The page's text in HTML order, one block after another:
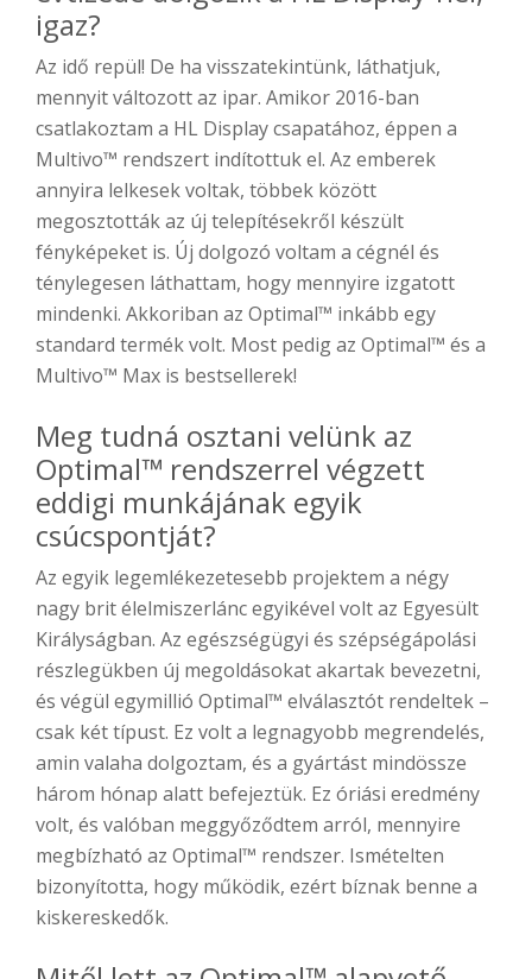
igaz?
Az idő repül! De ha visszatekintünk, láthatjuk,
mennyit változott az ipar. Amikor 2016-ban
csatlakoztam a HL Display csapatához, éppen a
Multivo™ rendszert indítottuk el. Az emberek
annyira lelkesek voltak, többek között
megosztották az új telepítésekről készült
fényképeket is. Új dolgozó voltam a cégnél és
ténylegesen láthattam, hogy mennyire izgatott
mindenki. Akkoriban az Optimal™ inkább egy
standard termék volt. Most pedig az Optimal™ és a
Multivo™ Max is bestsellerek!
Meg tudná osztani velünk az
Optimal™ rendszerrel végzett
eddigi munkájának egyik
csúcspontját?
Az egyik legemlékezetesebb projektem a négy
nagy brit élelmiszerlánc egyikével volt az Egyesült
Királyságban. Az egészségügyi és szépségápolási
részlegükben új megoldásokat akartak bevezetni,
és végül egymillió Optimal™ elválasztót rendeltek –
csak két típust. Ez volt a legnagyobb megrendelés,
amin valaha dolgoztam, és a gyártást mindössze
három hónap alatt befejeztük. Ez óriási eredmény
volt, és valóban meggyőződtem arról, mennyire
megbízható az Optimal™ rendszer. Ismételten
bizonyította, hogy működik, ezért bíznak benne a
kiskereskedők.